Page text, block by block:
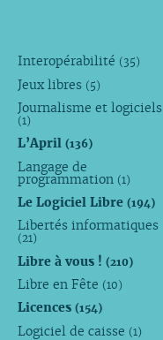
Interopérabilité (35)
Jeux libres (5)
Journalisme et logiciels
(1)
L’April (136)
Langage de
programmation (1)
Le Logiciel Libre (194)
Libertés informatiques
(21)
Libre à vous ! (210)
Libre en Fête (10)
Licences (154)
Logiciel de caisse (1)